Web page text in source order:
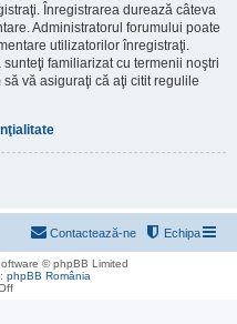
Înregistrarea durează câteva
Administratorul forumului poate
utilizatorilor înregistraţi.
familiarizat cu termenii noştri
vă asiguraţi că aţi citit regulile
Echipa
Contactează-ne
© phpBB Limited
phpBB România